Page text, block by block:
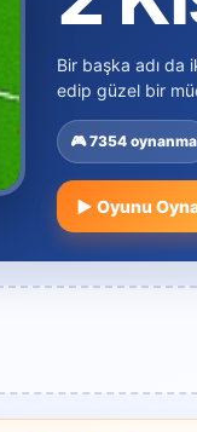
Bir başka adı da
edip güzel bir
🎮 7354 oynanma
▶ Oyunu